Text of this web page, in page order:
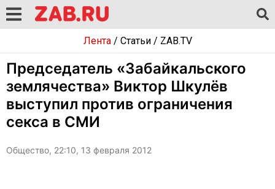
Лента/ Статьи/ ZAB.TV
Председатель «Забайкальского
землячества» Виктор Шкулёв
выступил против ограничения
секса в СМИ
Общество, 22:10, 13 февраля 2012